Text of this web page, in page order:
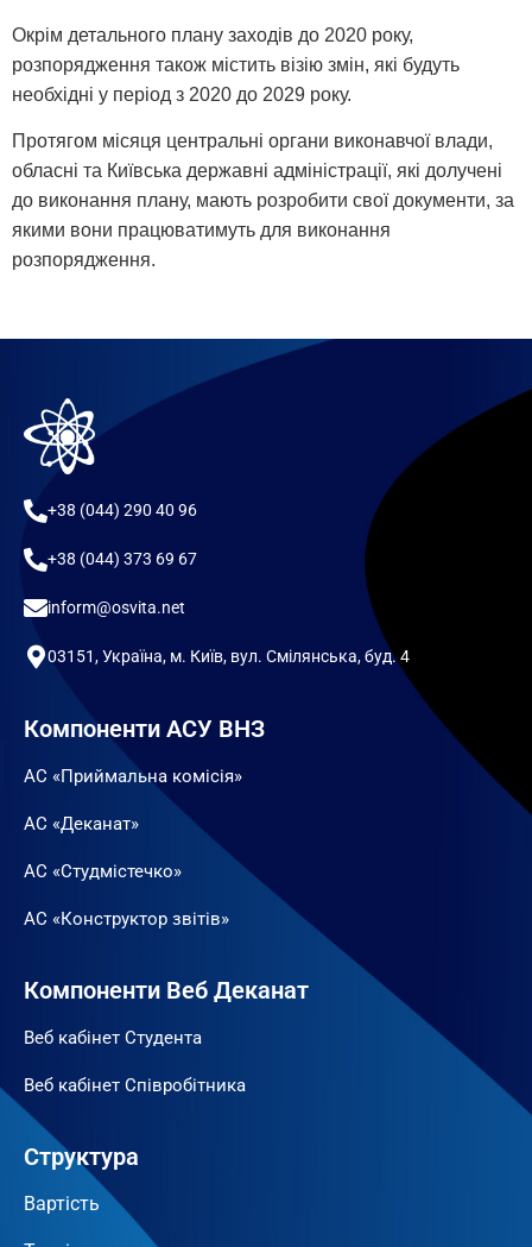
Окрім детального плану заходів до 2020 року,
розпорядження також містить візію змін, які будуть
необхідні у період з 2020 до 2029 року.
Протягом місяця центральні органи виконавчої влади,
обласні та Київська державні адміністрації, які долучені
до виконання плану, мають розробити свої документи, за
якими вони працюватимуть для виконання
розпорядження.
+38 (044) 290 40 96
+38 (044) 373 69 67
inform@osvita.net
03151, Україна, м. Київ, вул. Смілянська, буд. 4
Компоненти АСУ ВНЗ
АС «Приймальна комісія»
АС «Деканат»
АС «Студмістечко»
АС «Конструктор звітів»
Компоненти Веб Деканат
Веб кабінет Студента
Веб кабінет Співробітника
Структура
Вартість